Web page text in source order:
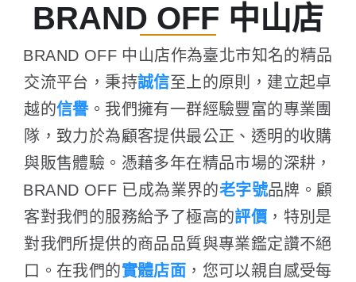
BRAND OFF 中山店
BRAND OFF 中山店作為臺北市知名的精品
交流平台，秉持誠信至上的原則，建立起卓
越的信譽。我們擁有一群經驗豐富的專業團
隊，致力於為顧客提供最公正、透明的收購
與販售體驗。憑藉多年在精品市場的深耕，
BRAND OFF 已成為業界的老字號品牌。顧
客對我們的服務給予了極高的評價 ，特別是
對我們所提供的商品品質與專業鑑定讚不絕
口。在我們的實體店面 ，您可以親自感受每